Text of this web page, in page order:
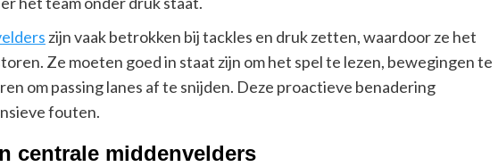
zijn vaak betrokken bij tackles en druk zetten, waardoor ze het
Ze moeten goed in staat zijn om het spel te lezen, bewegingen te
om passing lanes af te snijden. Deze proactieve benadering
fouten.
centrale middenvelders